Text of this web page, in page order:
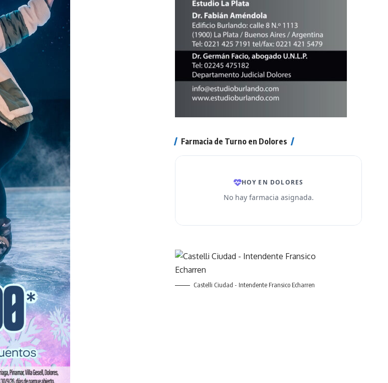
Farmacia de Turno en Dolores
Castelli Ciudad - Intendente Fransico Echarren